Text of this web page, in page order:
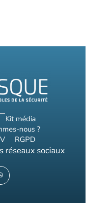
Kit média
nous ?
RGPD
réseaux sociaux